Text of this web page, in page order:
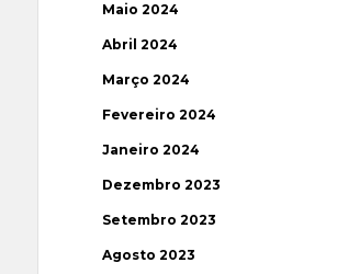
Maio 2024
Abril 2024
Março 2024
Fevereiro 2024
Janeiro 2024
Dezembro 2023
Setembro 2023
Agosto 2023